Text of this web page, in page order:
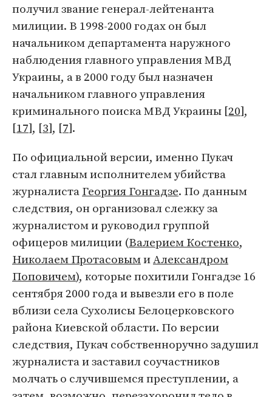
получил звание генерал-лейтенанта
милиции. В 1998-2000 годах он был
начальником департамента наружного
наблюдения главного управления МВД
Украины, а в 2000 году был назначен
начальником главного управления
криминального поиска МВД Украины [20],
[17], [3], [7].
По официальной версии, именно Пукач
стал главным исполнителем убийства
журналистаГеоргия Гонгадзе. По данным
следствия, он организовал слежку за
журналистом и руководил группой
офицеров милиции (Валерием Костенко,
Николаем ПротасовымиАлександром
Поповичем), которые похитили Гонгадзе 16
сентября 2000 года и вывезли его в поле
вблизи села Сухолисы Белоцерковского
района Киевской области. По версии
следствия, Пукач собственноручно задушил
журналиста и заставил соучастников
молчать о случившемся преступлении, а